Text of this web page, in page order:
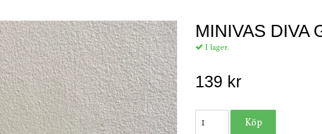
MINIVAS DIVA
I lager.
139 kr